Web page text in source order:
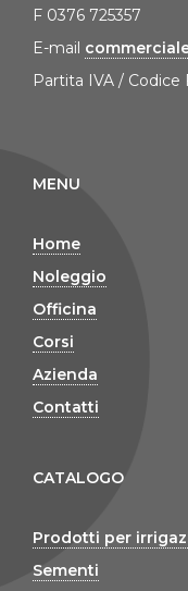
F 0376 725357
E-mail
Partita IVA / Codice
MENU
Home
Noleggio
Officina
Corsi
Azienda
Contatti
CATALOGO
Prodotti per
Sementi